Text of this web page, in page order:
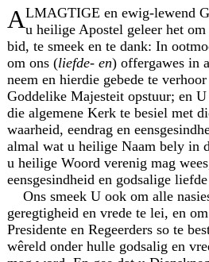
ALMAGTIGE en ewig-lewend
u heilige Apostel geleer het
bid, te smeek en te dank: In
om ons (liefde- en) offergawes in
neem en hierdie gebede te
Goddelike Majesteit opstuur; en
die algemene Kerk te besiel met
waarheid, eendrag en
almal wat u heilige Naam bely in
u heilige Woord verenig mag
eensgesindheid en godsalige
Ons smeek U ook om alle
geregtigheid en vrede te lei, en
Presidente en Regeerders so te
wêreld onder hulle godsalig en